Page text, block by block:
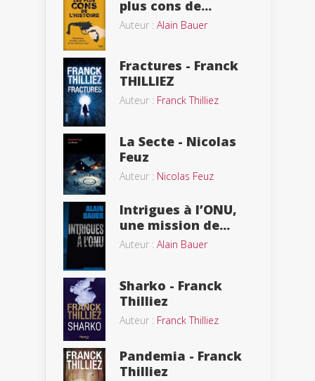
plus cons de...
Auteur : Alain Bauer
Fractures - Franck
THILLIEZ
Auteur : Franck Thilliez
La Secte - Nicolas
Feuz
Auteur : Nicolas Feuz
Intrigues à l’ONU,
une mission de...
Auteur : Alain Bauer
Sharko - Franck
Thilliez
Auteur : Franck Thilliez
Pandemia - Franck
Thilliez